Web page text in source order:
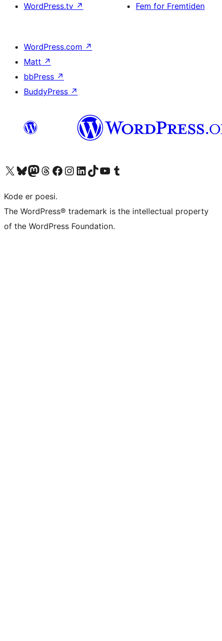
WordPress.tv ↗
Fem for Fremtiden
WordPress.com ↗
Matt ↗
bbPress ↗
BuddyPress ↗
Besøg vores X (tidligere Twitter) konto
Besøg vores Bluesky-konto
Besøg vores Mastodon konto
Besøg vores Threads-konto
Besøg vores Facebook sideBesøg vores Instagram konto
Besøg vores LinkedIn konto
Besøg vores TikTok-konto
Besøg vores YouTube-kanalBesøg vores Tumblr-konto
Kode er poesi.
The WordPress® trademark is the intellectual property
of the WordPress Foundation.